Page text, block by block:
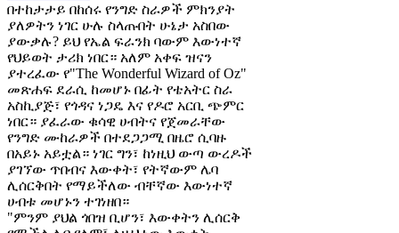
በተከታታይ በከሰሩ የንግድ ስራዎች ምክንያት
ያለዎትን ነገር ሁሉ ስላጡበት ሁኔታ አስበው
ያውቃሉ? ይህ የኤል ፍራንክ ባውም እውነተኛ
የህይወት ታሪክ ነበር። አለም አቀፍ ዝናን
ያተረፈው የ"The Wonderful Wizard of Oz"
መጽሐፍ ደራሲ ከመሆኑ በፊት የቴአትር ስራ
አስኪያጅ፣ የጎዳና ነጋዴ እና የዶሮ አርቢ ጭምር
ነበር። ያፈራው ቁሳዊ ሀብትና የጀመራቸው
የንግድ ሙከራዎች በተደጋጋሚ በዜሮ ሲባዙ
በአይኑ አይቷል። ነገር ግን፣ ከነዚህ ውጣ ውረዶች
ያገኘው ጥበብና እውቀት፣ የትኛውም ሌባ
ሊሰርቅበት የማይችለው ብቸኛው እውነተኛ
ሀብቱ መሆኑን ተገነዘበ።
"ምንም ያህል ጎበዝ ቢሆን፣ እውቀትን ሊሰርቅ